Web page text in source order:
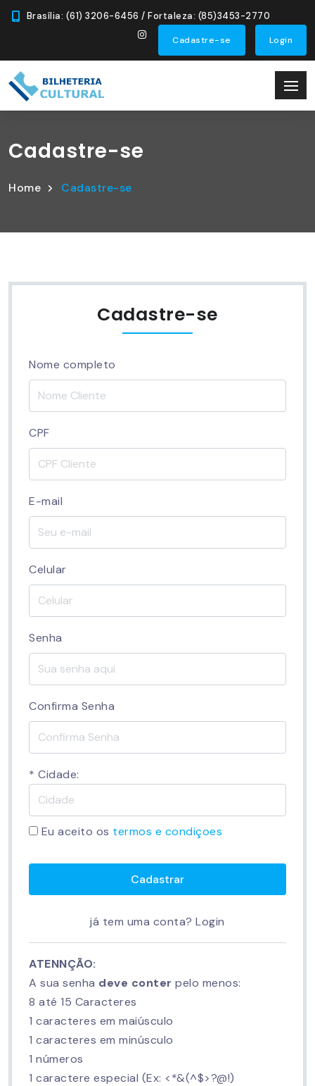
Brasília: (61) 3206-6456 / Fortaleza: (85)3453-2770
Cadastre-se Login
Cadastre-se
Home Cadastre-se
Cadastre-se
Nome completo
CPF
E-mail
Celular
Senha
Confirma Senha
* Cidade:
Eu aceito os termos e condiçoes
Cadastrar
já tem uma conta?Login
ATENNÇÃO:
A sua senha deve conter pelo menos:
8 até 15 Caracteres
1 caracteres em maiúsculo
1 caracteres em minúsculo
1 números
1 caractere especial (Ex: <*&(^$>?@!)